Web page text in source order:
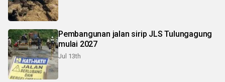
Pembangunan jalan sirip JLS Tulungagung
mulai 2027
Jul 13th